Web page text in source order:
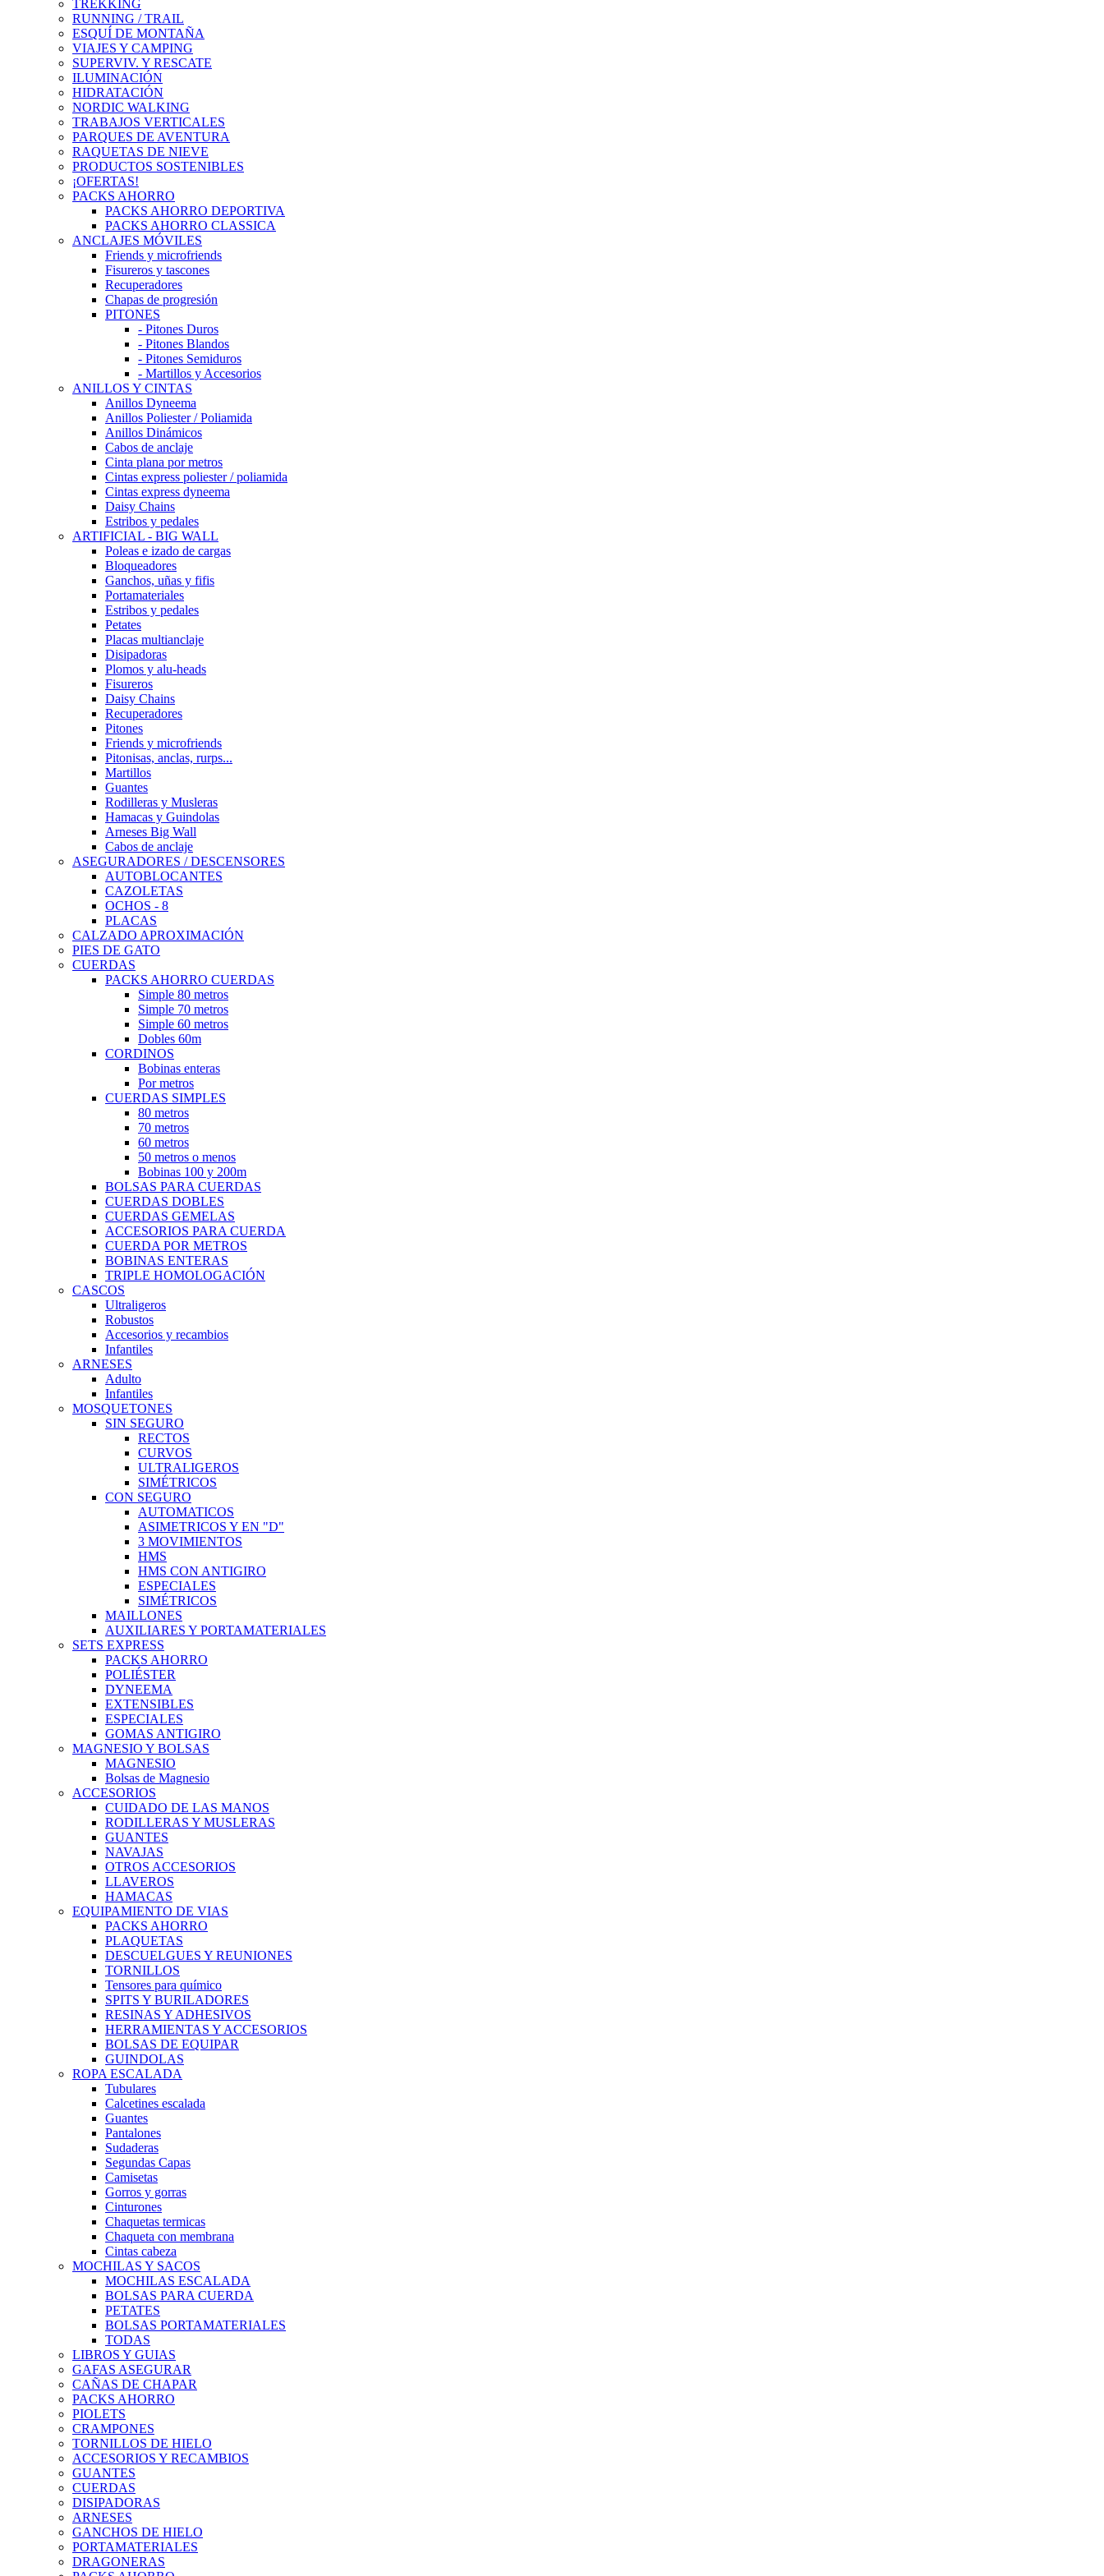
TREKKING
RUNNING / TRAIL
ESQUÍ DE MONTAÑA
VIAJES Y CAMPING
SUPERVIV. Y RESCATE
ILUMINACIÓN
HIDRATACIÓN
NORDIC WALKING
TRABAJOS VERTICALES
PARQUES DE AVENTURA
RAQUETAS DE NIEVE
PRODUCTOS SOSTENIBLES
¡OFERTAS!
PACKS AHORRO
PACKS AHORRO DEPORTIVA
PACKS AHORRO CLASSICA
ANCLAJES MÓVILES
Friends y microfriends
Fisureros y tascones
Recuperadores
Chapas de progresión
PITONES
- Pitones Duros
- Pitones Blandos
- Pitones Semiduros
- Martillos y Accesorios
ANILLOS Y CINTAS
Anillos Dyneema
Anillos Poliester / Poliamida
Anillos Dinámicos
Cabos de anclaje
Cinta plana por metros
Cintas express poliester / poliamida
Cintas express dyneema
Daisy Chains
Estribos y pedales
ARTIFICIAL - BIG WALL
Poleas e izado de cargas
Bloqueadores
Ganchos, uñas y fifis
Portamateriales
Estribos y pedales
Petates
Placas multianclaje
Disipadoras
Plomos y alu-heads
Fisureros
Daisy Chains
Recuperadores
Pitones
Friends y microfriends
Pitonisas, anclas, rurps...
Martillos
Guantes
Rodilleras y Musleras
Hamacas y Guindolas
Arneses Big Wall
Cabos de anclaje
ASEGURADORES / DESCENSORES
AUTOBLOCANTES
CAZOLETAS
OCHOS - 8
PLACAS
CALZADO APROXIMACIÓN
PIES DE GATO
CUERDAS
PACKS AHORRO CUERDAS
Simple 80 metros
Simple 70 metros
Simple 60 metros
Dobles 60m
CORDINOS
Bobinas enteras
Por metros
CUERDAS SIMPLES
80 metros
70 metros
60 metros
50 metros o menos
Bobinas 100 y 200m
BOLSAS PARA CUERDAS
CUERDAS DOBLES
CUERDAS GEMELAS
ACCESORIOS PARA CUERDA
CUERDA POR METROS
BOBINAS ENTERAS
TRIPLE HOMOLOGACIÓN
CASCOS
Ultraligeros
Robustos
Accesorios y recambios
Infantiles
ARNESES
Adulto
Infantiles
MOSQUETONES
SIN SEGURO
RECTOS
CURVOS
ULTRALIGEROS
SIMÉTRICOS
CON SEGURO
AUTOMATICOS
ASIMETRICOS Y EN "D"
3 MOVIMIENTOS
HMS
HMS CON ANTIGIRO
ESPECIALES
SIMÉTRICOS
MAILLONES
AUXILIARES Y PORTAMATERIALES
SETS EXPRESS
PACKS AHORRO
POLIÉSTER
DYNEEMA
EXTENSIBLES
ESPECIALES
GOMAS ANTIGIRO
MAGNESIO Y BOLSAS
MAGNESIO
Bolsas de Magnesio
ACCESORIOS
CUIDADO DE LAS MANOS
RODILLERAS Y MUSLERAS
GUANTES
NAVAJAS
OTROS ACCESORIOS
LLAVEROS
HAMACAS
EQUIPAMIENTO DE VIAS
PACKS AHORRO
PLAQUETAS
DESCUELGUES Y REUNIONES
TORNILLOS
Tensores para químico
SPITS Y BURILADORES
RESINAS Y ADHESIVOS
HERRAMIENTAS Y ACCESORIOS
BOLSAS DE EQUIPAR
GUINDOLAS
ROPA ESCALADA
Tubulares
Calcetines escalada
Guantes
Pantalones
Sudaderas
Segundas Capas
Camisetas
Gorros y gorras
Cinturones
Chaquetas termicas
Chaqueta con membrana
Cintas cabeza
MOCHILAS Y SACOS
MOCHILAS ESCALADA
BOLSAS PARA CUERDA
PETATES
BOLSAS PORTAMATERIALES
TODAS
LIBROS Y GUIAS
GAFAS ASEGURAR
CAÑAS DE CHAPAR
PACKS AHORRO
PIOLETS
CRAMPONES
TORNILLOS DE HIELO
ACCESORIOS Y RECAMBIOS
GUANTES
CUERDAS
DISIPADORAS
ARNESES
GANCHOS DE HIELO
PORTAMATERIALES
DRAGONERAS